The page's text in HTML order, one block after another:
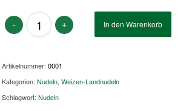
In den Warenkorb
Artikelnummer:0001
Kategorien:Nudeln,Weizen-Landnudeln
Schlagwort:Nudeln